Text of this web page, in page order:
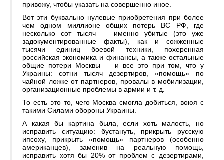
привожу, чтобы указать на совершенно иное.
Вот эти буквально нулевые приобретения при более
чем одном миллионе общих потерь ВС РФ, где
несколько сот тысяч — именно убитые (это уже
задокументированные факты), как и сожженные
тысячи единиц боевой техники, похеренная
российская экономика и финансы, а также остальные
общие потери Москвы — и все это при том, что у
Украины: сотни тысяч дезертиров, «помощь» по
чайной ложке от партнеров, провалы в мобилизации,
организационные проблемы в армии и т. д.
То есть это то, чего Москва смогла добиться, воюя с
такими Силами обороны Украины.
А какая бы картина была, если хоть малость, но
исправить ситуацию: бустануть, прикрыть русскую
ипсоху, прикрыть «помощь» партнеров (особенно
американцев), заменив на реальную помощь,
исправить хотя бы 20% от проблем с дезертирами,